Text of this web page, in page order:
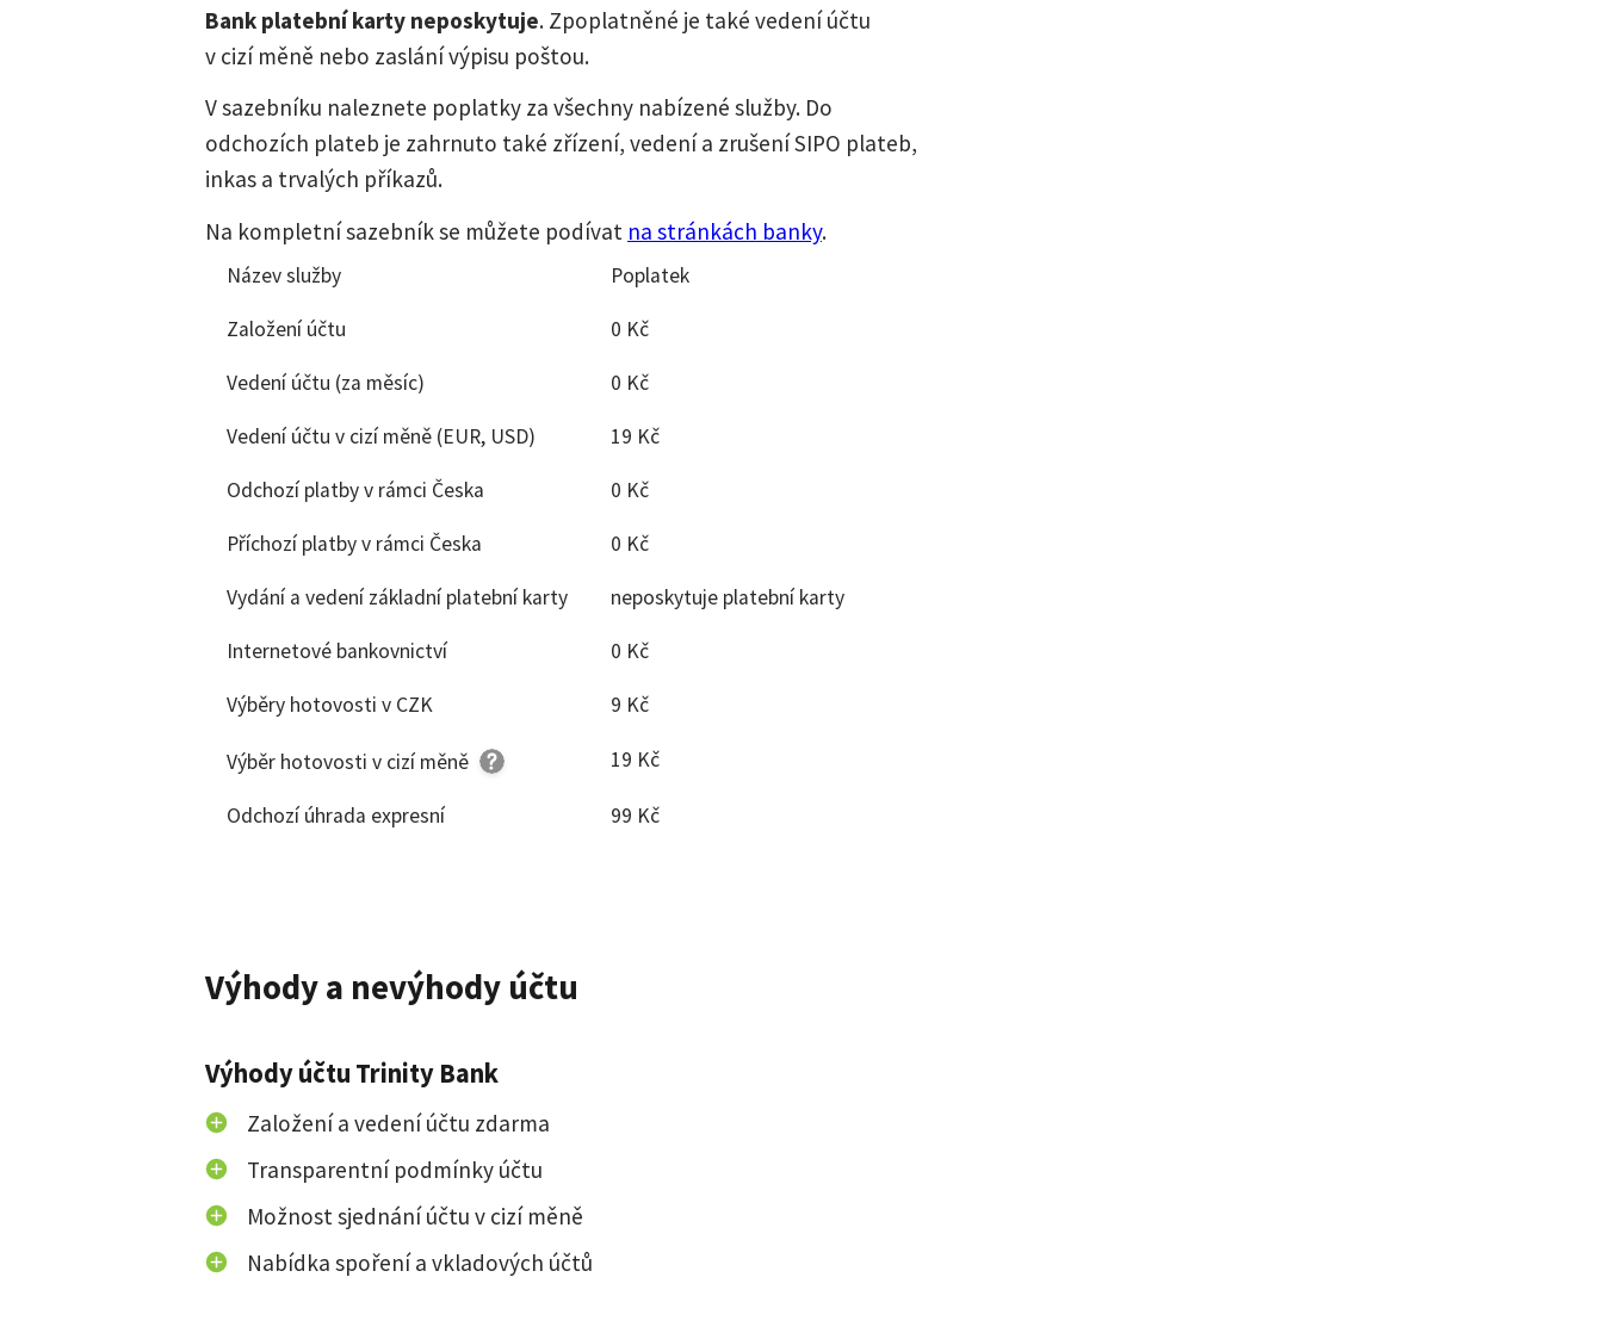
Bank platební karty neposkytuje. Zpoplatněné je také vedení účtu
v cizí měně nebo zaslání výpisu poštou.
V sazebníku naleznete poplatky za všechny nabízené služby. Do
odchozích plateb je zahrnuto také zřízení, vedení a zrušení SIPO plateb,
inkas a trvalých příkazů.
Na kompletní sazebník se můžete podívat na stránkách banky.
Název služby Poplatek
Založení účtu 0 Kč
Vedení účtu (za měsíc) 0 Kč
Vedení účtu v cizí měně (EUR, USD) 19 Kč
Odchozí platby v rámci Česka 0 Kč
Příchozí platby v rámci Česka 0 Kč
Vydání a vedení základní platební karty neposkytuje platební karty
Internetové bankovnictví 0 Kč
Výběry hotovosti v CZK 9 Kč
Výběr hotovosti v cizí měně 19 Kč
Odchozí úhrada expresní 99 Kč
Výhody a nevýhody účtu
Výhody účtu Trinity Bank
Založení a vedení účtu zdarma
Transparentní podmínky účtu
Možnost sjednání účtu v cizí měně
Nabídka spoření a vkladových účtů